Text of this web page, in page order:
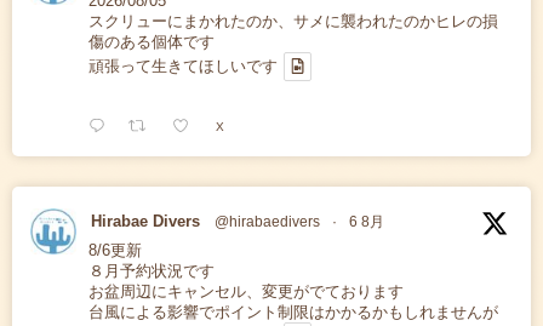
スクリューにまかれたのか、サメに襲われたのかヒレの損
傷のある個体です
頑張って生きてほしいです
X
Hirabae Divers @hirabaedivers · 6 8月
8/6更新
８月予約状況です
お盆周辺にキャンセル、変更がでております
台風による影響でポイント制限はかかるかもしれませんが